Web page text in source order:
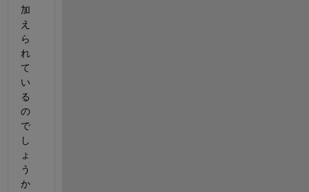
加
え
ら
れ
て
い
る
の
で
し
ょ
う
か